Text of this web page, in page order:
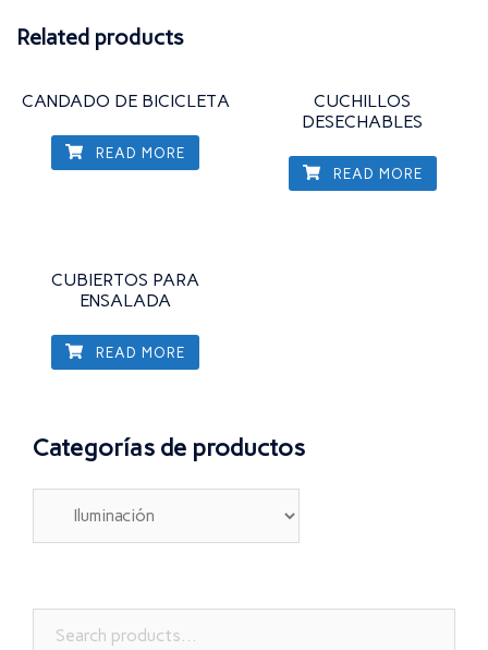
Related products
CANDADO DE BICICLETA
READ MORE
CUCHILLOS
DESECHABLES
READ MORE
CUBIERTOS PARA
ENSALADA
READ MORE
Categorías de productos